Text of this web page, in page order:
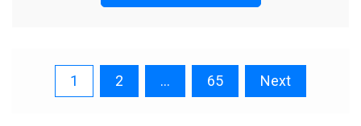
Posts
1 2 … 65 Next